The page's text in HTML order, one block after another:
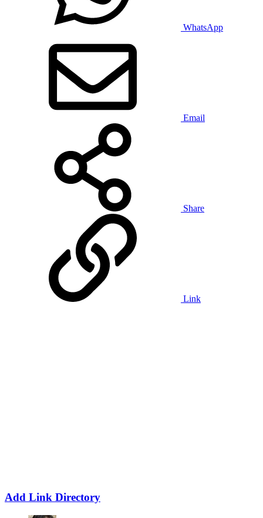
WhatsApp
Email
Share
Link
Add Link Directory